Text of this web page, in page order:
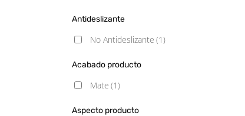
Antideslizante
No Antideslizante (1)
Acabado producto
Mate (1)
Aspecto producto